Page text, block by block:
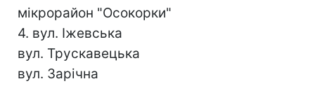
мікрорайон "Осокорки"
4. вул. Іжевська
вул. Трускавецька
вул. Зарічна